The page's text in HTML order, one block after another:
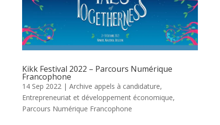
Kikk Festival 2022 – Parcours Numérique
Francophone
14 Sep 2022| Archive appels à candidature,
Entrepreneuriat et développement économique,
Parcours Numérique Francophone